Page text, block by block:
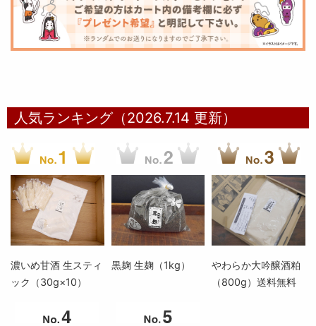
人気ランキング（2026.7.14 更新）
濃いめ甘酒 生スティ
ック（30g×10）
黒麹 生麹（1kg）
やわらか大吟醸酒粕
（800g）送料無料